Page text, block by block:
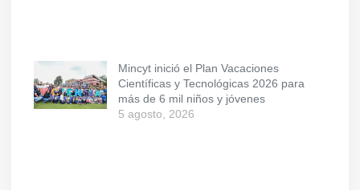
Mincyt inició el Plan Vacaciones
Científicas y Tecnológicas 2026 para
más de 6 mil niños y jóvenes
5 agosto, 2026